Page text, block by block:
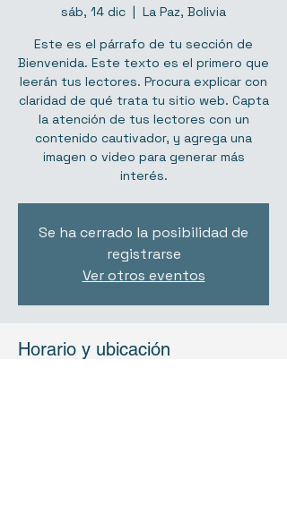
sáb, 14 dic
  |
La Paz, Bolivia
Este es el párrafo de tu sección de
Bienvenida. Este texto es el primero que
leerán tus lectores. Procura explicar con
claridad de qué trata tu sitio web. Capta
la atención de tus lectores con un
contenido cautivador, y agrega una
imagen o video para generar más
interés.
Se ha cerrado la posibilidad de
registrarse
Ver otros eventos
Horario y ubicación